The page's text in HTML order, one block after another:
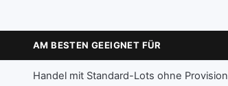
AM BESTEN GEEIGNET FÜR
Handel mit Standard-Lots ohne Provision